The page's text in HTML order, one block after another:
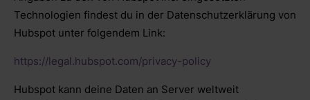
Technologien findest du in der Datenschutzerklärung von
Hubspot unter folgendem Link:
https://legal.hubspot.com/privacy-policy
Hubspot kann deine Daten an Server weltweit